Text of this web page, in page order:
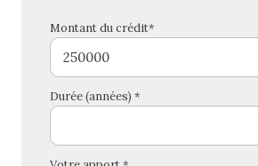
Montant du crédit*
Durée (années) *